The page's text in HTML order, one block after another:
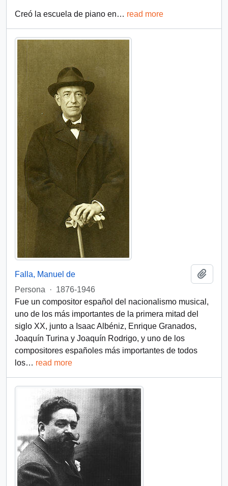
Creó la escuela de piano en… read more
Falla, Manuel de
Persona
· 1876-1946
Fue un compositor español del nacionalismo musical,
uno de los más importantes de la primera mitad del
siglo XX, junto a Isaac Albéniz, Enrique Granados,
Joaquín Turina y Joaquín Rodrigo, y uno de los
compositores españoles más importantes de todos
los… read more